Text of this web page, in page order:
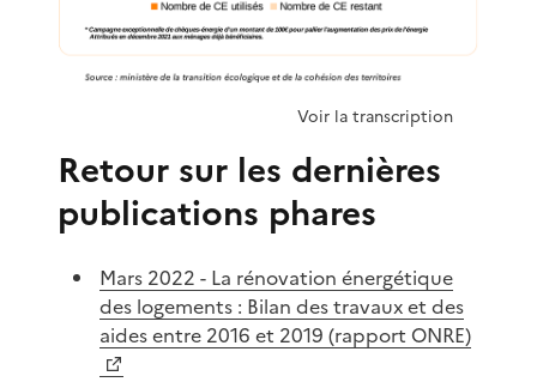
Voir la transcription
Retour sur les dernières
publications phares
Mars 2022 - La rénovation énergétique
des logements : Bilan des travaux et des
aides entre 2016 et 2019 (rapport ONRE)